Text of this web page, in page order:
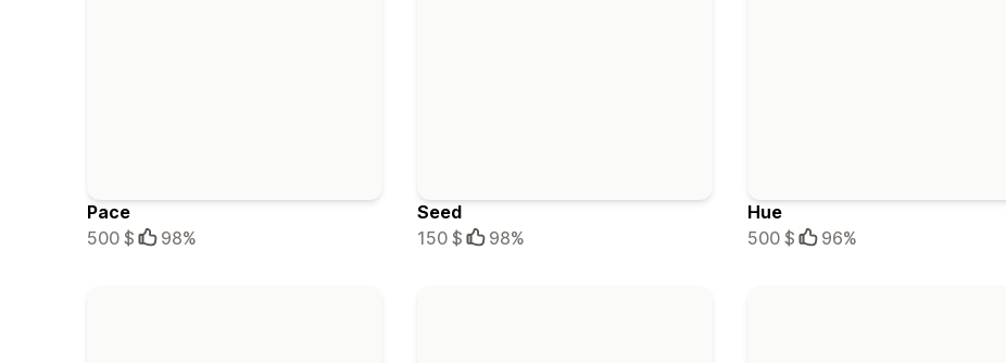
Pace
500 $
98%
Seed
150 $
98%
Hue
500 $
96%